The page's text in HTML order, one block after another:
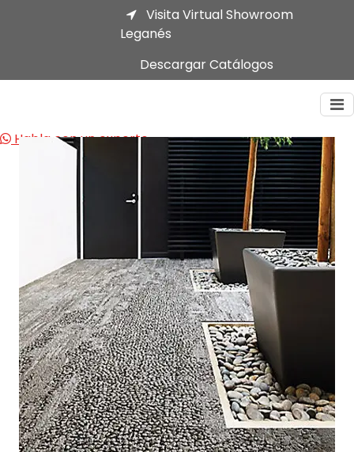
Visita Virtual Showroom
Leganés
Descargar Catálogos
Habla con un experto